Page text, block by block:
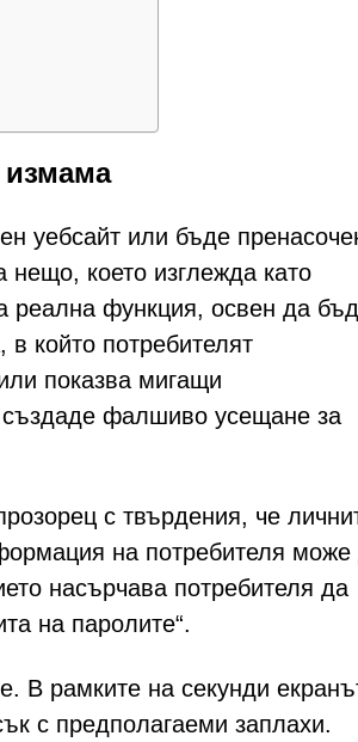
измама
уебсайт или бъде
нещо, което изглежда като
реална функция, освен да
който потребителят
показва мигащи
създаде фалшиво усещане за
с твърдения, че
на потребителя може
насърчава потребителя да
на паролите“.
В рамките на секунди
с предполагаеми заплахи.